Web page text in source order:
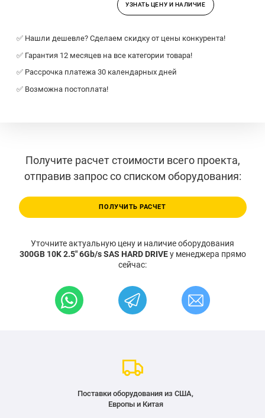
УЗНАТЬ ЦЕНУ И НАЛИЧИЕ
✅ Нашли дешевле? Сделаем скидку от цены конкурента!
✅ Гарантия 12 месяцев на все категории товара!
✅ Рассрочка платежа 30 календарных дней
✅ Возможна постоплата!
Получите расчет стоимости всего проекта,
отправив запрос со списком оборудования:
ПОЛУЧИТЬ РАСЧЕТ
Уточните актуальную цену и наличие оборудования
300GB 10K 2.5" 6Gb/s SAS HARD DRIVEу менеджера прямо
сейчас:
Поставки оборудования из США,
Европы и Китая